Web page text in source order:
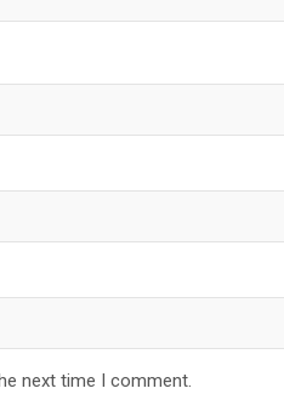
next time I comment.